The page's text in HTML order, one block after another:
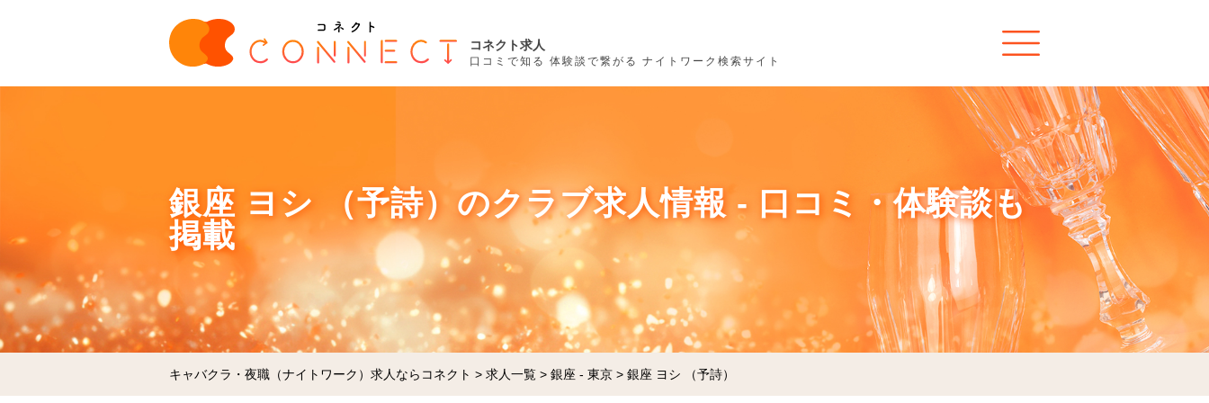
コネクト求人
口コミで知る 体験談で繋がる ナイトワーク検索サイト
銀座 ヨシ （予詩）のクラブ求人情報 - 口コミ・体験談も
掲載
キャバクラ・夜職（ナイトワーク）求人ならコネクト > 求人一覧 > 銀座 - 東京 > 銀座 ヨシ （予詩）